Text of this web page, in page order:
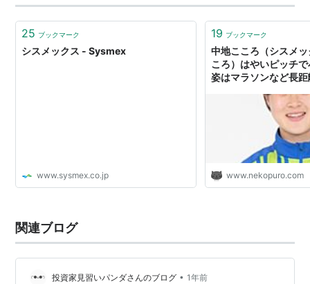
一気通貫で設計しているからだ。ただし、読み込むほど
に見えてくる…
25 ブックマーク
シスメックス - Sysmex
www.sysmex.co.jp
19 ブックマーク
中地こころ（シスメ
ころ）はやいピッチ
姿はマラソンなど長
www.nekopuro.com
関連ブログ
投資家見習いパンダさんのブログ • 1年前